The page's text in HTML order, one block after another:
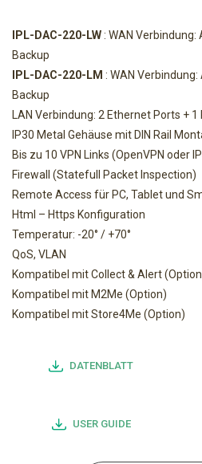
IPL-DAC-220-LW: WAN Verbindung:
Backup
IPL-DAC-220-LM : WAN
Backup
LAN Verbindung: 2 Ethernet Ports + 1
IP30 Metal Gehäuse mit DIN Rail
Bis zu 10 VPN Links (OpenVPN oder
Firewall (Statefull Packet Inspection)
Remote Access für PC, Tablet und
Html – Https Konfiguration
Temperatur: -20° / +70°
QoS, VLAN
Kompatibel mit Collect & Alert
Kompatibel mit M2Me (Option)
Kompatibel mit Store4Me (Option)
DATENBLATT
USER GUIDE